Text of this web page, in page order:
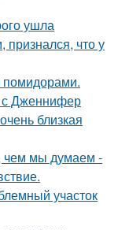
ушла
признался, что у
помидорами.
с Дженнифер
близкая
чем мы думаем -
участок